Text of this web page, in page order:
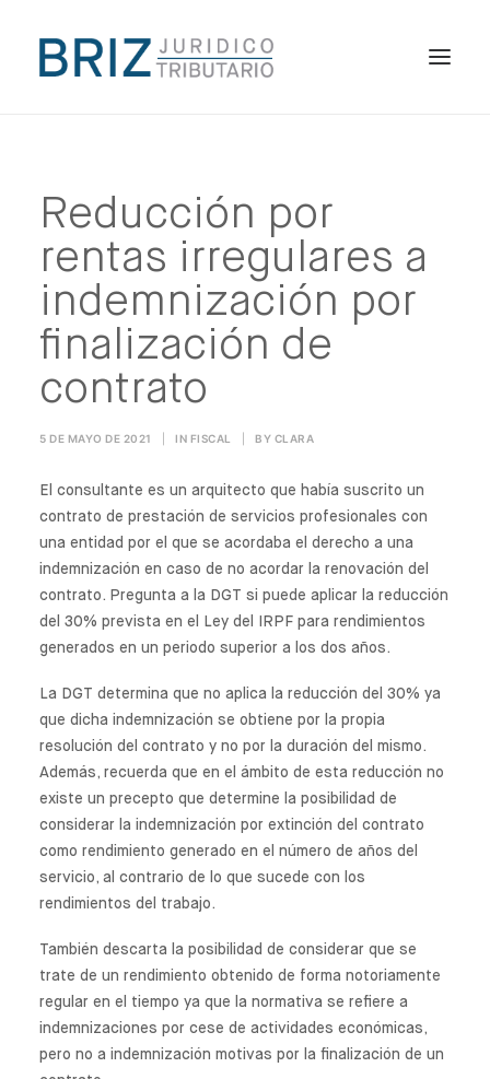
EL DESPACHO
PUBLICACIONES
ES
Reducción por
rentas irregulares a
indemnización por
finalización de
contrato
5 DE MAYO DE 2021 IN FISCAL BY CLARA
El consultante es un arquitecto que había suscrito un
contrato de prestación de servicios profesionales con
una entidad por el que se acordaba el derecho a una
indemnización en caso de no acordar la renovación del
contrato. Pregunta a la DGT si puede aplicar la reducción
del 30% prevista en el Ley del IRPF para rendimientos
generados en un periodo superior a los dos años.
La DGT determina que no aplica la reducción del 30% ya
que dicha indemnización se obtiene por la propia
resolución del contrato y no por la duración del mismo.
Además, recuerda que en el ámbito de esta reducción no
existe un precepto que determine la posibilidad de
considerar la indemnización por extinción del contrato
como rendimiento generado en el número de años del
servicio, al contrario de lo que sucede con los
rendimientos del trabajo.
También descarta la posibilidad de considerar que se
trate de un rendimiento obtenido de forma notoriamente
regular en el tiempo ya que la normativa se refiere a
indemnizaciones por cese de actividades económicas,
pero no a indemnización motivas por la finalización de un